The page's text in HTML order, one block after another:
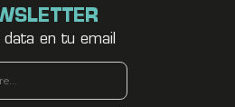
data en tu email